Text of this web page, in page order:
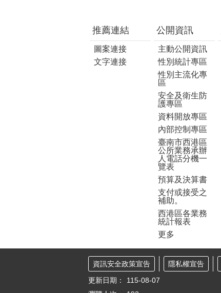
推薦連結
圖案連接
文字連接
公開資訊
主動公開資訊
性別統計專區
性別主流化專
區
安全及衛生防
護專區
資料開放專區
內部控制專區
臺南市西港區
公所業務承辦
人電話分機一
覽表
預算及決算書
支付或接受之
補助。
西港區各業務
統計報表
更多
資訊安全政策宣告 隱私權宣告
更新日期：
115-08-07